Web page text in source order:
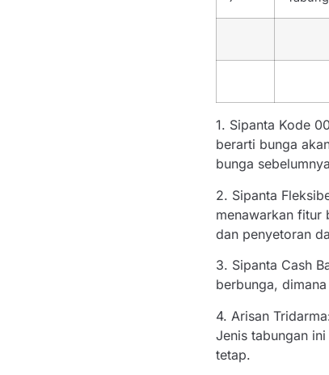
1. Sipanta Kode
berarti bunga
bunga
2. Sipanta
menawarkan fitur
dan penyetoran
3. Sipanta Cash
berbunga,
4. Arisan
Jenis tabungan
tetap.